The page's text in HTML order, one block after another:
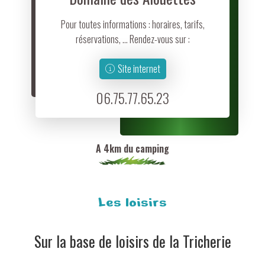
Pour toutes informations : horaires, tarifs,
réservations, … Rendez-vous sur :
Site internet
06.75.77.65.23
A 4km du camping
Les loisirs
Sur la base de loisirs de la Tricherie